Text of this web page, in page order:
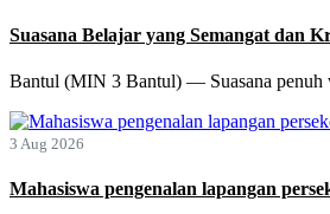
Suasana Belajar yang Semangat dan
Bantul (MIN 3 Bantul) — Suasana penuh
3 Aug 2026
Mahasiswa pengenalan lapangan